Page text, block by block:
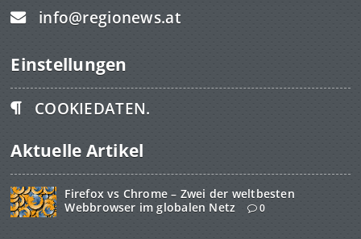
info@regionews.at
Einstellungen
COOKIEDATEN.
Aktuelle Artikel
Firefox vs Chrome – Zwei der weltbesten
Webbrowser im globalen Netz
0